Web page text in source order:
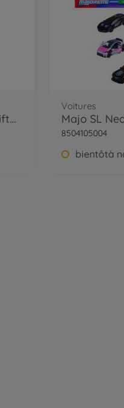
Majo SL Graffiti 5 Pcs Giftpack
Voitures
8504105004